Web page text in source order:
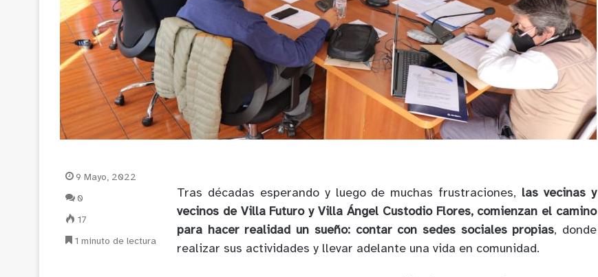
Tras décadas esperando y luego de muchas frustraciones, las vecinas y
vecinos de Villa Futuro y Villa Ángel Custodio Flores, comienzan el camino
para hacer realidad un sueño: contar con sedes sociales propias, donde
realizar sus actividades y llevar adelante una vida en comunidad.
9 Mayo, 2022
0
17
1 minuto de lectura